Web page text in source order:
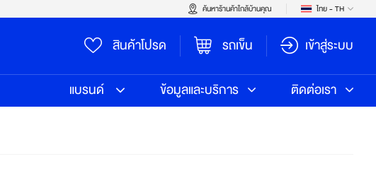
ค้นหาร้านค้าใกล้บ้านคุณ ไทย - TH
สินค้าโปรด รถเข็น เข้าสู่ระบบ
แบรนด์ ข้อมูลและบริการ ติดต่อเรา